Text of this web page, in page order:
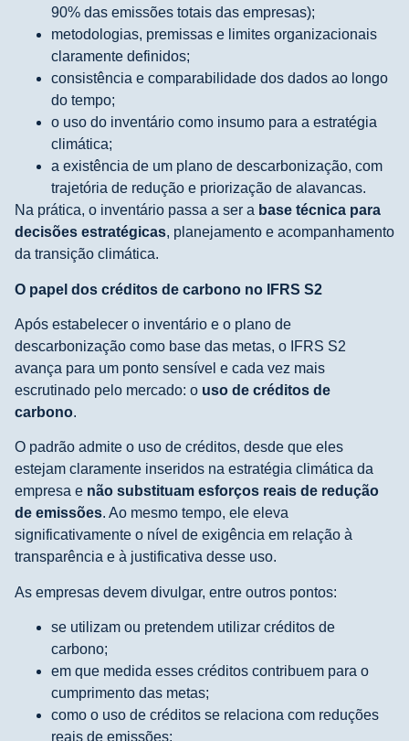
90% das emissões totais das empresas);
metodologias, premissas e limites organizacionais
claramente definidos;
consistência e comparabilidade dos dados ao longo
do tempo;
o uso do inventário como insumo para a estratégia
climática;
a existência de um plano de descarbonização, com
trajetória de redução e priorização de alavancas.
Na prática, o inventário passa a ser a base técnica para
decisões estratégicas, planejamento e acompanhamento
da transição climática.
O papel dos créditos de carbono no IFRS S2
Após estabelecer o inventário e o plano de
descarbonização como base das metas, o IFRS S2
avança para um ponto sensível e cada vez mais
escrutinado pelo mercado: o uso de créditos de
carbono.
O padrão admite o uso de créditos, desde que eles
estejam claramente inseridos na estratégia climática da
empresa e não substituam esforços reais de redução
de emissões. Ao mesmo tempo, ele eleva
significativamente o nível de exigência em relação à
transparência e à justificativa desse uso.
As empresas devem divulgar, entre outros pontos:
se utilizam ou pretendem utilizar créditos de
carbono;
em que medida esses créditos contribuem para o
cumprimento das metas;
como o uso de créditos se relaciona com reduções
reais de emissões;